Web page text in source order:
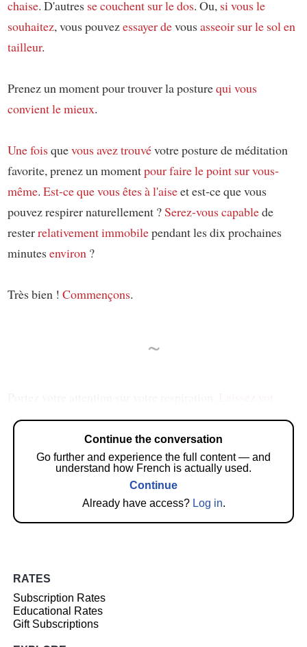
chaise. D'autres se couchent sur le dos. Ou, si vous le
souhaitez, vous pouvezessayer devousasseoir sur le solen
tailleur.
Prenez un moment pour trouver la posturequi vous
convient le mieux.
Une foisquevous avez trouvévotre posture de méditation
favorite, prenez un momentpour faire le point sur vous-
même. Est-ce que vous êtes à l'aiseet est-ce que vous
pouvez respirer naturellement ?Serez-vous capablede
resterrelativement immobilependant les dix prochaines
minutesenviron?
Très bien ! Commençons.
~
Continue the conversation
Go further and experience the full content — and
understand how French is actually used.
Continue
Already have access? Log in.
RATES
Subscription Rates
Educational Rates
Gift Subscriptions